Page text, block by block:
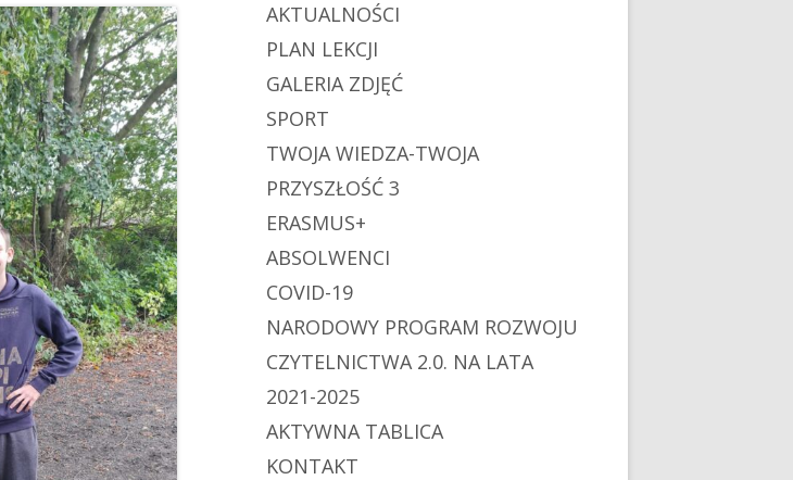
AKTUALNOŚCI
PLAN LEKCJI
GALERIA ZDJĘĆ
SPORT
TWOJA WIEDZA-TWOJA
PRZYSZŁOŚĆ 3
ERASMUS+
ABSOLWENCI
COVID-19
NARODOWY PROGRAM ROZWOJU
CZYTELNICTWA 2.0. NA LATA
2021-2025
AKTYWNA TABLICA
KONTAKT